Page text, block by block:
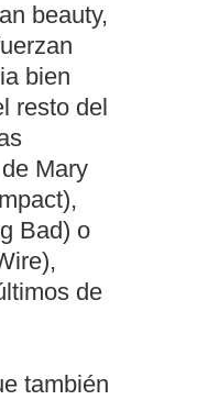
beauty,
bien
resto del
Mary
Bad) o
de
también